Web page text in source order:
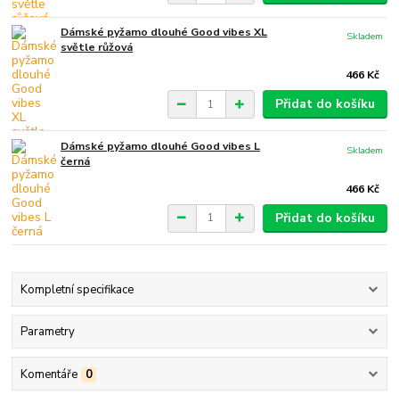
Dámské pyžamo dlouhé Good vibes XL
světle růžová
466 Kč
Skladem
Přidat do košíku
Dámské pyžamo dlouhé Good vibes L
černá
466 Kč
Skladem
Přidat do košíku
Kompletní specifikace
Parametry
Komentáře 0